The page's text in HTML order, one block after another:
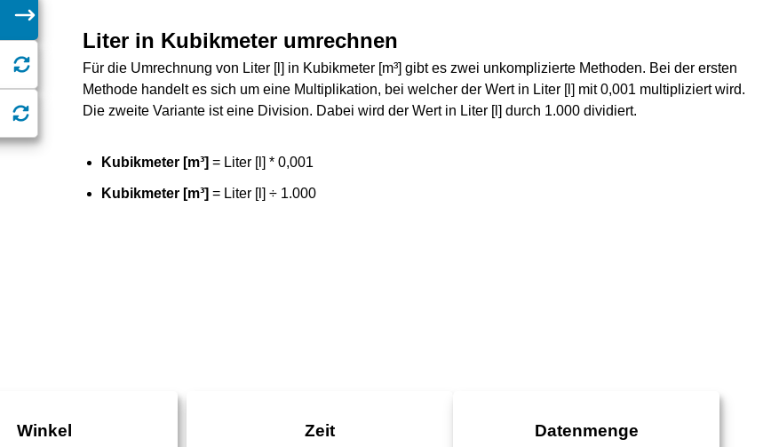
Liter in Kubikmeter umrechnen
Für die Umrechnung von Liter [l] in Kubikmeter [m³] gibt es zwei unkomplizierte Methoden. Bei der ersten
Methode handelt es sich um eine Multiplikation, bei welcher der Wert in Liter [l] mit 0,001 multipliziert wird.
Die zweite Variante ist eine Division. Dabei wird der Wert in Liter [l] durch 1.000 dividiert.
Kubikmeter [m³] = Liter [l] * 0,001
Kubikmeter [m³] = Liter [l] ÷ 1.000
Winkel Zeit Datenmenge